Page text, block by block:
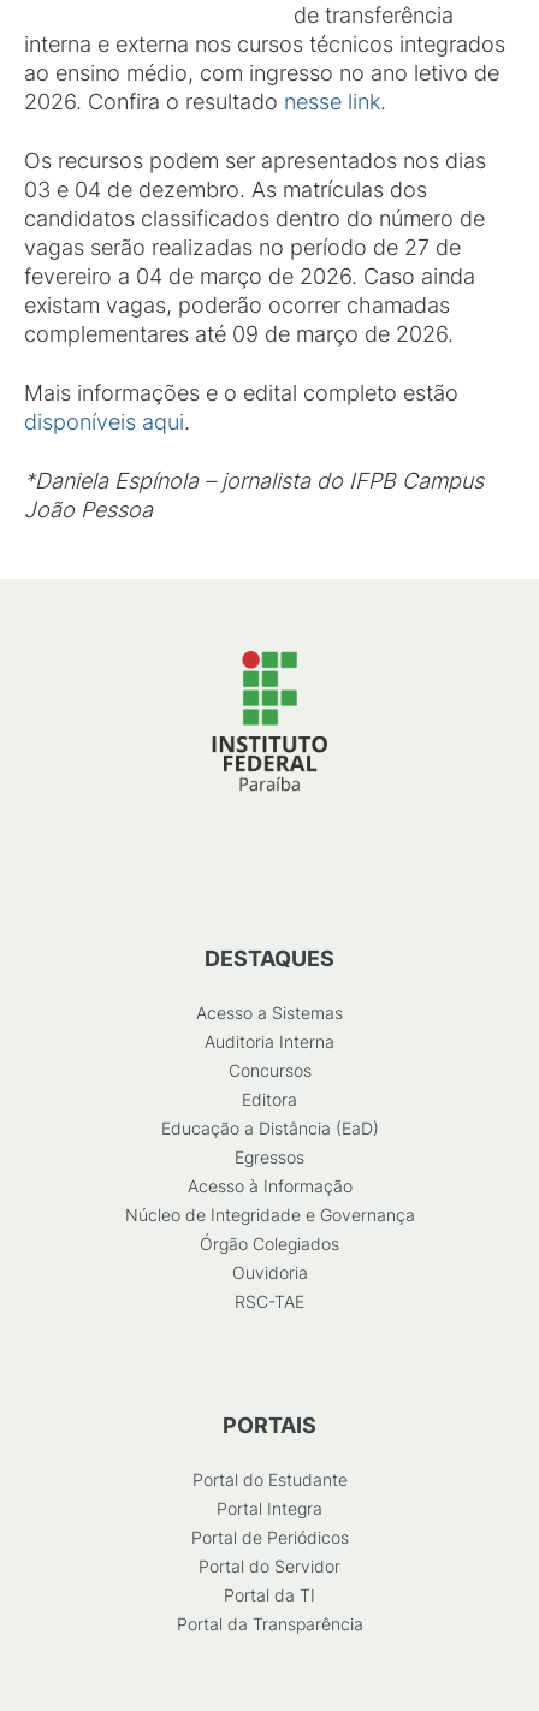
de transferência
interna e externa nos cursos técnicos integrados
ao ensino médio, com ingresso no ano letivo de
2026. Confira o resultado nesse link.
Os recursos podem ser apresentados nos dias
03 e 04 de dezembro. As matrículas dos
candidatos classificados dentro do número de
vagas serão realizadas no período de 27 de
fevereiro a 04 de março de 2026. Caso ainda
existam vagas, poderão ocorrer chamadas
complementares até 09 de março de 2026.
Mais informações e o edital completo estão
disponíveis aqui.
*Daniela Espínola – jornalista do IFPB Campus
João Pessoa
DESTAQUES
Acesso a Sistemas
Auditoria Interna
Concursos
Editora
Educação a Distância (EaD)
Egressos
Acesso à Informação
Núcleo de Integridade e Governança
Órgão Colegiados
Ouvidoria
RSC-TAE
PORTAIS
Portal do Estudante
Portal Integra
Portal de Periódicos
Portal do Servidor
Portal da TI
Portal da Transparência